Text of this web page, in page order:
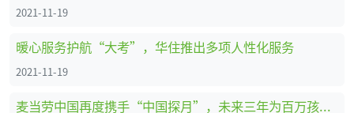
2021-11-19
暖心服务护航“大考”，华住推出多项人性化服务
2021-11-19
麦当劳中国再度携手“中国探月”，未来三年为百万孩子“点亮梦想”